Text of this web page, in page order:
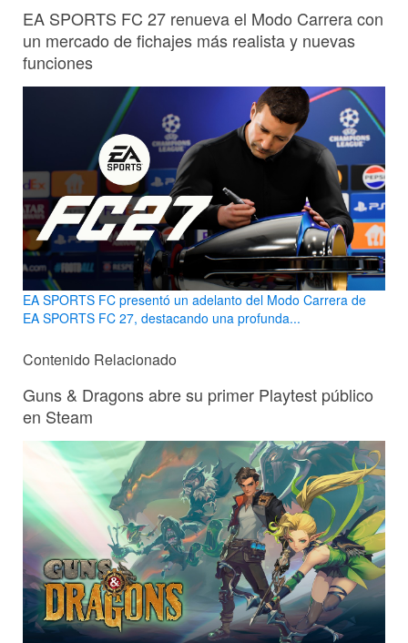
EA SPORTS FC 27 renueva el Modo Carrera con
un mercado de fichajes más realista y nuevas
funciones
EA SPORTS FC presentó un adelanto del Modo Carrera de
EA SPORTS FC 27, destacando una profunda...
Contenido Relacionado
Guns & Dragons abre su primer Playtest público
en Steam